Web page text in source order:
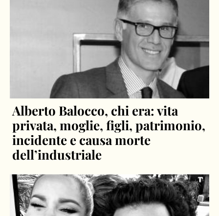
Alberto Balocco, chi era: vita
privata, moglie, figli, patrimonio,
incidente e causa morte
dell’industriale